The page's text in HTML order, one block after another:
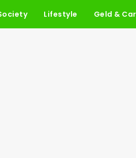
Lifestyle Geld &